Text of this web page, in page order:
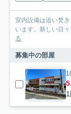
室内設備は追い焚
います。新しい日
る
募集中の部屋